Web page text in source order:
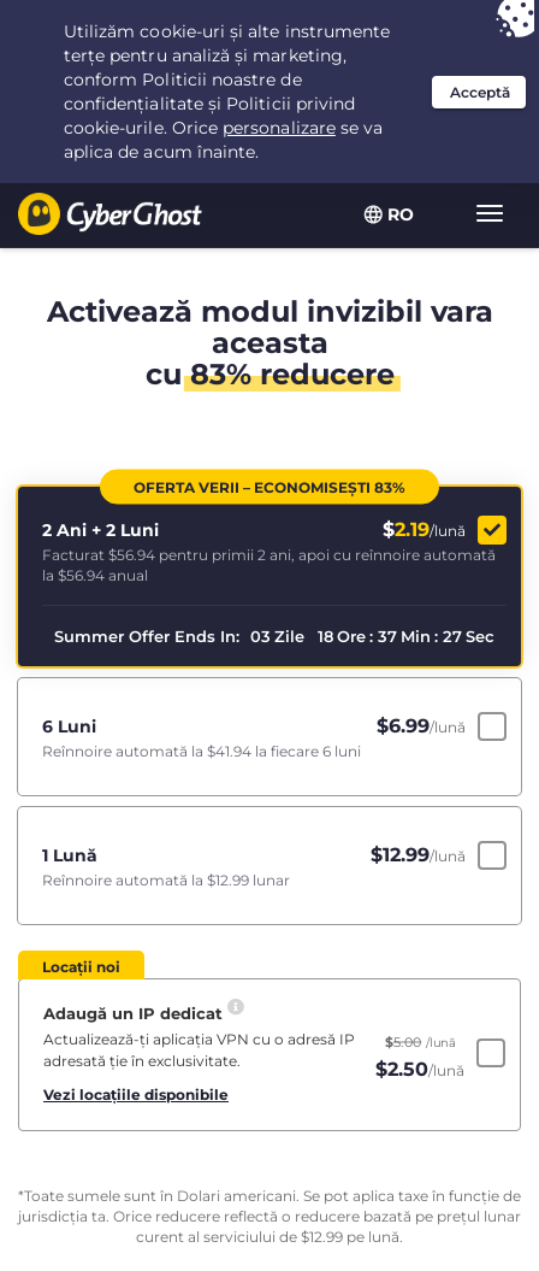
RO
Ai ales:Cea mai bună ofertăpentru 2.1666666666667ani la $
Activează modul invizibil vara
aceasta
cu83% reducere
OFERTA VERII – ECONOMISEȘTI 83%
2 Ani + 2 Luni $2.19/lună
Facturat $56.94 pentru primii 2 ani, apoi cu reînnoire automată
la $56.94 anual
Summer Offer Ends In: 03 Zile 18Ore: 37 Min : 27Sec
6 Luni $6.99/lună
Reînnoire automată la $41.94 la fiecare 6 luni
1 Lună $12.99/lună
Reînnoire automată la $12.99 lunar
Locații noi
Adaugă un IP dedicat
Actualizează-ți aplicația VPN cu o adresă IP
adresată ție în exclusivitate.
Vezi locațiile disponibile
$5.00 /lună
$2.50/lună
*Toate sumele sunt în Dolari americani. Se pot aplica taxe în funcție de
jurisdicția ta. Orice reducere reflectă o reducere bazată pe prețul lunar
curent al serviciului de $12.99 pe lună.